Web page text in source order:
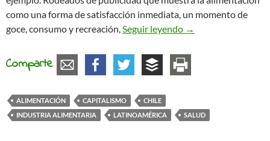
como una forma de satisfacción inmediata, un momento de
goce, consumo y recreación,Seguir leyendo La alimentación
→
Comparte
ALIMENTACIÓN CAPITALISMO
CHILE
INDUSTRIA ALIMENTARIA
LATINOAMÉRICA SALUD